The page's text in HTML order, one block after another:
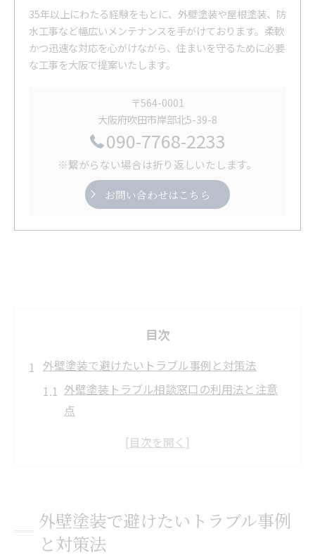
35年以上にわたる経験をもとに、外壁塗装や屋根塗装、防
水工事など幅広いメンテナンスを手がけております。柔軟
かつ迅速な対応を心がけながら、住まいを守るために必要
な工事を大阪で提案いたします。
〒564-0001
大阪府吹田市岸部北5-39-8
090-7768-2233
※繋がらない場合は折り返しいたします。
お問い合わせはこちら
目次
外壁塗装で避けたいトラブル事例と対策法
外壁塗装トラブル相談窓口の利用法と注意
点
よくある外壁塗装トラブル事例と事前対策
ポイント
外壁塗装トラブル弁護士への相談が必要な
外壁塗装で避けたいトラブル事例
と対策法